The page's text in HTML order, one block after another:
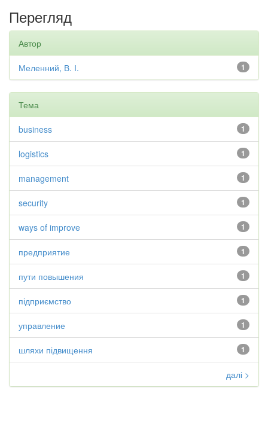
Перегляд
Автор
1
Меленний, В. І.
Тема
1
business
1
logistics
1
management
1
security
1
ways of improve
1
предприятие
1
пути повышения
1
підприємство
1
управление
1
шляхи підвищення
далі >